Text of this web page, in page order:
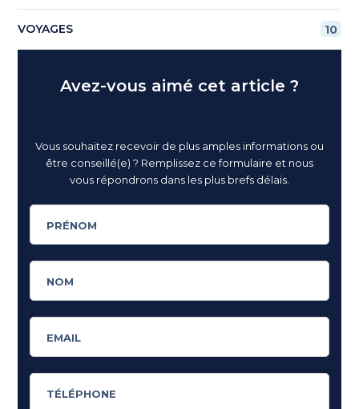
VOYAGES 10
Avez-vous aimé cet article ?
Vous souhaitez recevoir de plus amples informations ou
être conseillé(e) ? Remplissez ce formulaire et nous
vous répondrons dans les plus brefs délais.